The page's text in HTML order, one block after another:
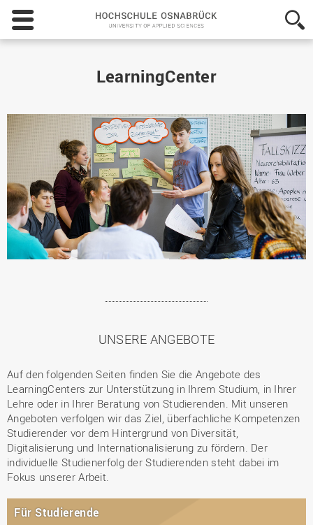
Hochschule
Osnabrück
-
LearningCenter
UNSERE ANGEBOTE
Auf den folgenden Seiten finden Sie die Angebote des
LearningCenters zur Unterstützung in Ihrem Studium, in Ihrer
Lehre oder in Ihrer Beratung von Studierenden. Mit unseren
Angeboten verfolgen wir das Ziel, überfachliche Kompetenzen
Studierender vor dem Hintergrund von Diversität,
Digitalisierung und Internationalisierung zu fördern. Der
individuelle Studienerfolg der Studierenden steht dabei im
Fokus unserer Arbeit.
Für Studierende